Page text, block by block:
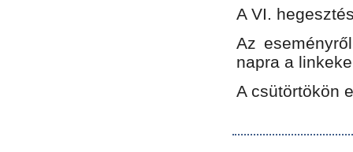
A VI.
Az
napra a
A csütörtökön